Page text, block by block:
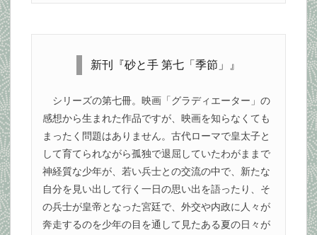
新刊『砂と手 第七「季節」』
シリーズの第七冊。映画「グラディエーター」の
感想から生まれた作品ですが、映画を知らなくても
まったく問題はありません。古代ローマで皇太子と
して育てられながら孤独で退屈していたわがままで
神経質な少年が、若い兵士との交流の中で、新たな
自分を見い出して行く一日の思い出を語ったり、そ
の兵士が皇帝となった宮廷で、外交や内政に人々が
奔走するのを少年の目を通して見たある夏の日々が